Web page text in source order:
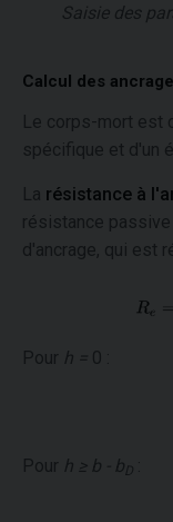
Saisie des
Calcul des
Le corps-mort est
spécifique et d'un
La résistance à
résistance
d'ancrage, qui est
Pour h = 0 :
Pour h ≥ b - bD